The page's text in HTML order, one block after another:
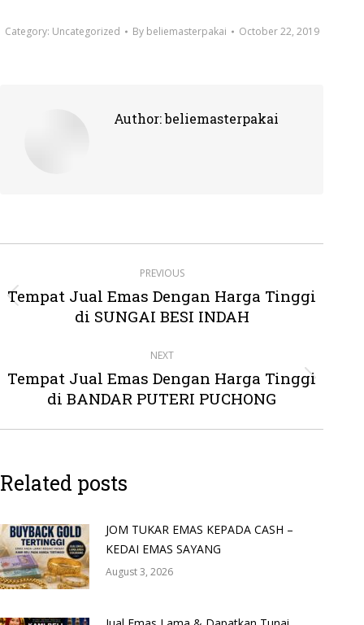
Category: Uncategorized By beliemasterpakai October 22, 2019
Author:beliemasterpakai
navigation
PREVIOUS
Previous
post:
Tempat Jual Emas Dengan Harga Tinggi
di SUNGAI BESI INDAH
NEXT
Next
post:
Tempat Jual Emas Dengan Harga Tinggi
di BANDAR PUTERI PUCHONG
Related posts
JOM TUKAR EMAS KEPADA CASH –
KEDAI EMAS SAYANG
August 3, 2026